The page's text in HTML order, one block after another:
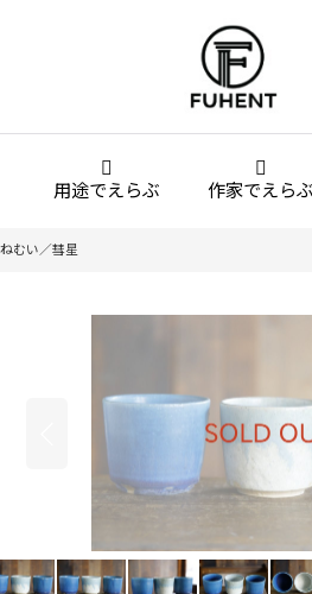
用途でえらぶ 作家でえらぶ
むい／彗星